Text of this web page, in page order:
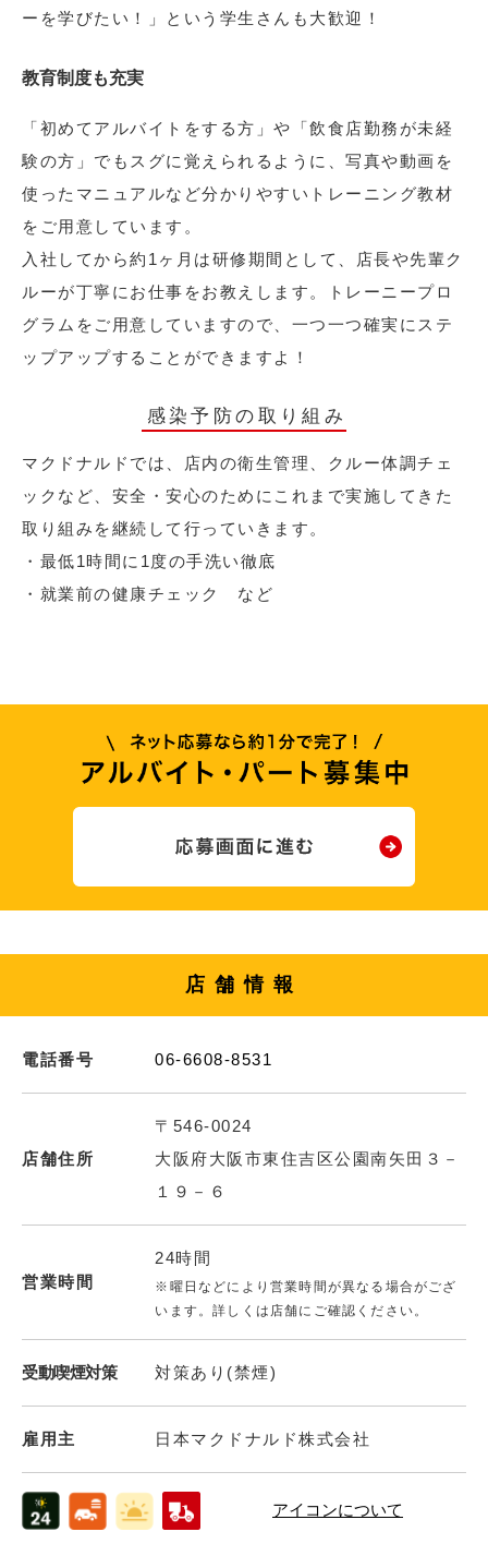
ーを学びたい！」という学生さんも大歓迎！
教育制度も充実
「初めてアルバイトをする方」や「飲食店勤務が未経
験の方」でもスグに覚えられるように、写真や動画を
使ったマニュアルなど分かりやすいトレーニング教材
をご用意しています。
入社してから約1ヶ月は研修期間として、店長や先輩ク
ルーが丁寧にお仕事をお教えします。トレーニープロ
グラムをご用意していますので、一つ一つ確実にステ
ップアップすることができますよ！
感染予防の取り組み
マクドナルドでは、店内の衛生管理、クルー体調チェ
ックなど、安全・安心のためにこれまで実施してきた
取り組みを継続して行っていきます。
・最低1時間に1度の手洗い徹底
・就業前の健康チェック など
店舗情報
電話番号 06-6608-8531
店舗住所
〒546-0024
大阪府大阪市東住吉区公園南矢田３－
１９－６
営業時間
24時間
※曜日などにより営業時間が異なる場合がござ
います。詳しくは店舗にご確認ください。
受動喫煙対策 対策あり(禁煙)
雇用主 日本マクドナルド株式会社
アイコンについて